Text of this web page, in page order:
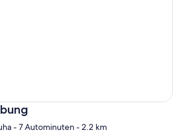
Karte
- 7 Autominuten- 2.2 km